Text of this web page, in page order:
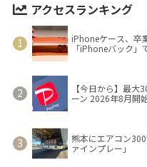
アクセスランキング
iPhoneケース、卒
「iPhoneバック」
【今日から】最
ーン 2026年8月開
熊本にエアコン
ァインプレー」